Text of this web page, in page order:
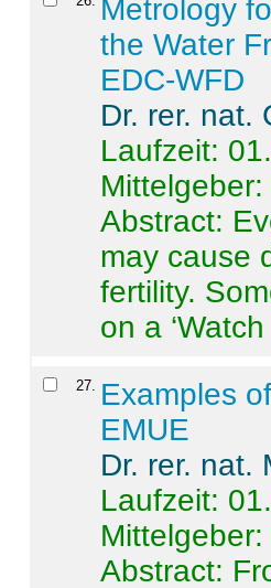
Metrology
the Water
EDC-WFD
Dr. rer. nat.
Laufzeit:
Abstract:
may cause
fertility.
on a ‘Watch
27. Examples
EMUE
Dr. rer. nat.
Laufzeit:
Abstract: